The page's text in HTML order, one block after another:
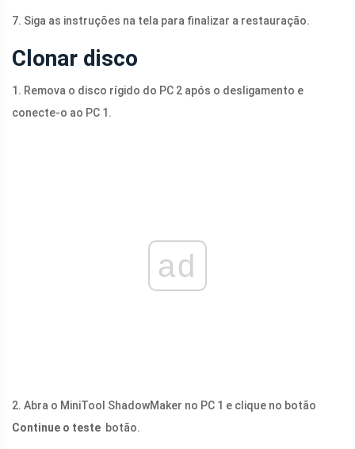
7. Siga as instruções na tela para finalizar a restauração.
Clonar disco
1. Remova o disco rígido do PC 2 após o desligamento e
conecte-o ao PC 1.
ad
2. Abra o MiniTool ShadowMaker no PC 1 e clique no botão
Continue o teste botão.